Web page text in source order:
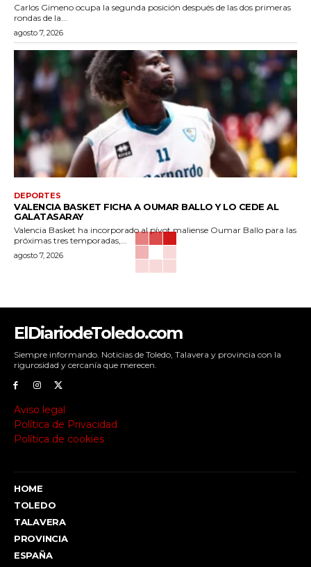
Carlos Gimeno ocupa la segunda posición después de las dos primeras
rondas de la...
agosto 7, 2026
DEPORTES
VALENCIA BASKET FICHA A OUMAR BALLO Y LO CEDE AL
GALATASARAY
Valencia Basket ha incorporado al pívot maliense Oumar Ballo para las
próximas tres temporadas,...
agosto 7, 2026
ElDiariodeToledo.com
Siempre informando. Noticias de Toledo, Talavera y provincia con la
rigurosidad y cercanía que merecen.
Aviso legal
Política de Privacidad
Política de cookies
HOME
TOLEDO
TALAVERA
PROVINCIA
ESPAÑA